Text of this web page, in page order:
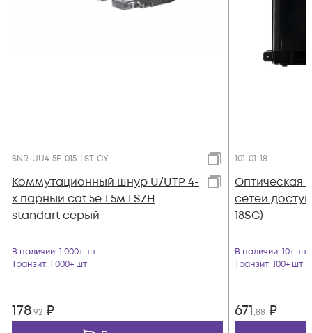
SNR-UU4-5E-015-LST-GY
Коммутационный шнур U/UTP 4-
х парный cat.5e 1.5м LSZH
standart серый
В наличии: 1 000+ шт
Транзит: 1 000+ шт
178,92 ₽
101-01-18
Оптическая
сетей
18SC)
В наличии: 10+ шт
Транзит: 100+ шт
671,88 ₽